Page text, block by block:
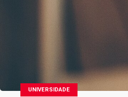
UNIVERSIDADE